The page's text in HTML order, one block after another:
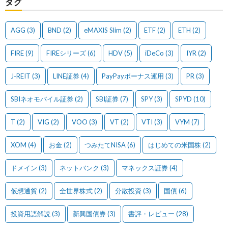
AGG (3) BND (2) eMAXIS Slim (2) ETF(2) ETH (2)
FIRE(9) FIREシリーズ(6) HDV(5) iDeCo (3) IYR (2)
J-REIT (3) LINE証券(4) PayPayボーナス運用 (3) PR (3)
SBIネオモバイル証券(2) SBI証券(7) SPY(3) SPYD (10)
T (2) VIG (2) VOO (3) VT (2) VTI (3) VYM (7)
XOM (4) お金(2) つみたてNISA(6) はじめての米国株(2)
ドメイン (3) ネットバンク (3) マネックス証券(4)
仮想通貨(2) 全世界株式(2) 分散投資 (3) 国債(6)
投資用語解説 (3) 新興国債券(3) 書評・レビュー (28)